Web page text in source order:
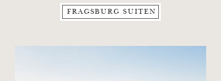
FRAGSBURG SUITEN